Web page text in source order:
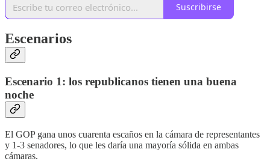
Suscribirse
Escenarios
Escenario 1: los republicanos tienen una buena
noche
El GOP gana unos cuarenta escaños en la cámara de representantes
y 1-3 senadores, lo que les daría una mayoría sólida en ambas
cámaras.